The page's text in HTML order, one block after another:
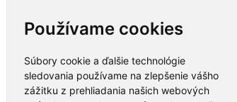
Používame cookies
Súbory cookie a ďalšie technológie
sledovania používame na zlepšenie vášho
zážitku z prehliadania našich webových